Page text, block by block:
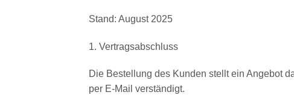
Stand: August 2025
1. Vertragsabschluss
Die Bestellung des Kunden stellt ein Angebot
per E-Mail verständigt.